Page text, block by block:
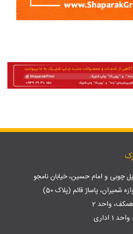
پل چوبی و امام حسین، خیابان نامجو
شمیران، پاساژ قائم (پلاک 50)
واحد 2
1 اداری